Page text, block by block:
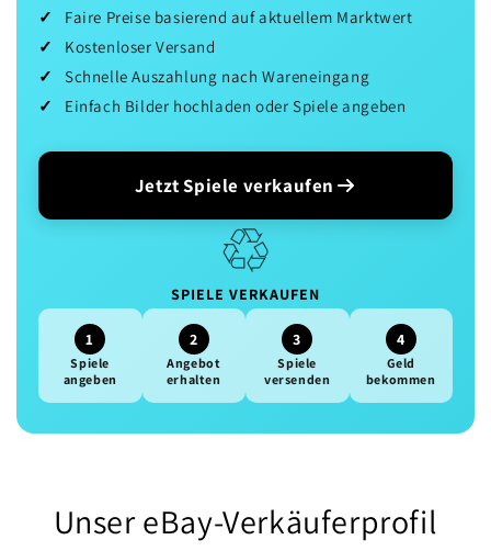
Faire Preise basierend auf aktuellem Marktwert
Kostenloser Versand
Schnelle Auszahlung nach Wareneingang
Einfach Bilder hochladen oder Spiele angeben
Jetzt Spiele verkaufen
♲
SPIELE VERKAUFEN
1
Spiele
angeben
2
Angebot
erhalten
3
Spiele
versenden
4
Geld
bekommen
Unser eBay-Verkäuferprofil